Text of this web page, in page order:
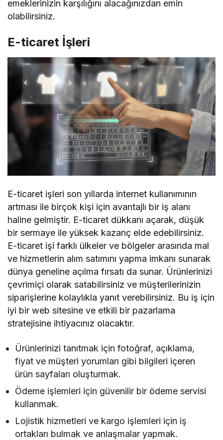
emeklerinizin karşılığını alacağınızdan emin
olabilirsiniz.
E-ticaret İşleri
E-ticaret işleri son yıllarda internet kullanımının
artması ile birçok kişi için avantajlı bir iş alanı
haline gelmiştir. E-ticaret dükkanı açarak, düşük
bir sermaye ile yüksek kazanç elde edebilirsiniz.
E-ticaret işi farklı ülkeler ve bölgeler arasında mal
ve hizmetlerin alım satımını yapma imkanı sunarak
dünya geneline açılma fırsatı da sunar. Ürünlerinizi
çevrimiçi olarak satabilirsiniz ve müşterilerinizin
siparişlerine kolaylıkla yanıt verebilirsiniz. Bu iş için
iyi bir web sitesine ve etkili bir pazarlama
stratejisine ihtiyacınız olacaktır.
Ürünlerinizi tanıtmak için fotoğraf, açıklama,
fiyat ve müşteri yorumları gibi bilgileri içeren
ürün sayfaları oluşturmak.
Ödeme işlemleri için güvenilir bir ödeme servisi
kullanmak.
Lojistik hizmetleri ve kargo işlemleri için iş
ortakları bulmak ve anlaşmalar yapmak.